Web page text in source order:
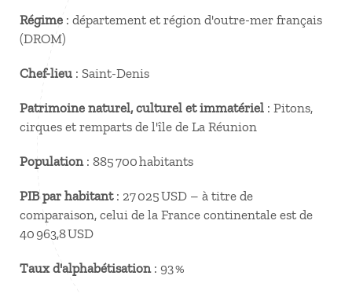
Régime : département et région d'outre-mer français
(DROM)
Chef-lieu : Saint-Denis
Patrimoine naturel, culturel et immatériel : Pitons,
cirques et remparts de l'île de La Réunion
Population : 885 700 habitants
PIB par habitant : 27 025 USD – à titre de
comparaison, celui de la France continentale est de
40 963,8 USD
Taux d'alphabétisation : 93 %